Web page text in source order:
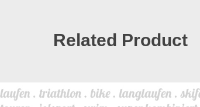
Related Product